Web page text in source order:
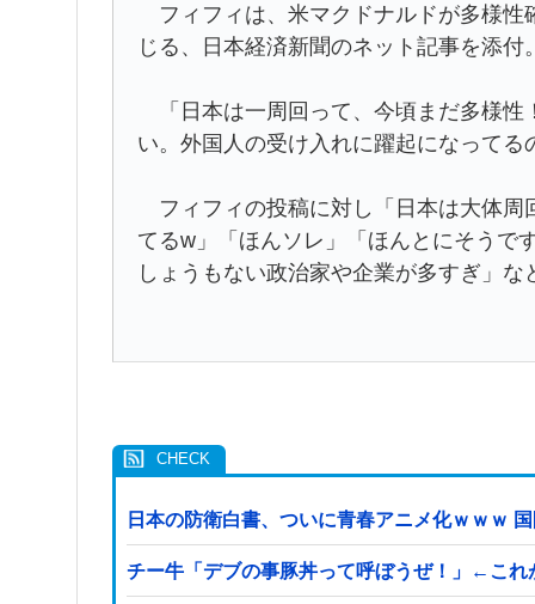
フィフィは、米マクドナルドが多様性
じる、日本経済新聞のネット記事を添付
「日本は一周回って、今頃まだ多様性
い。外国人の受け入れに躍起になって
フィフィの投稿に対し「日本は大体周
てるw」「ほんソレ」「ほんとにそう
しょうもない政治家や企業が多すぎ」
日本の防衛白書、ついに青春アニメ化ｗｗｗ
チー牛「デブの事豚丼って呼ぼうぜ！」←これ